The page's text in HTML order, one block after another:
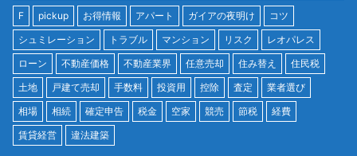
F pickup お得情報 アパート ガイアの夜明け
コツ
シュミレーション
トラブル マンション リスク
レオパレス
ローン
不動産価格 不動産業界 任意売却 住み替え
住民税
土地
戸建て売却 手数料 投資用 控除 査定
業者選び
相場
相続 確定申告 税金 空家 競売 節税
経費
賃貸経営
違法建築